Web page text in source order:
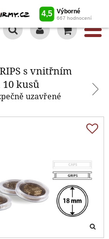
s vnitřním
kusů
uzavřené
s vnitřním